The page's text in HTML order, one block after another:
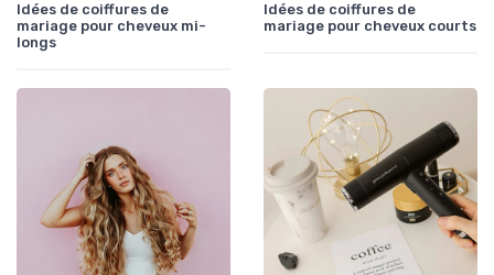
Idées de coiffures de
mariage pour cheveux mi-
longs
Idées de coiffures de
mariage pour cheveux courts